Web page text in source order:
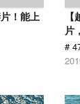
！能上
片
#